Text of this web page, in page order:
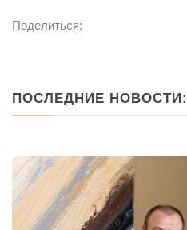
Поделиться:
ПОСЛЕДНИЕ НОВОСТИ: